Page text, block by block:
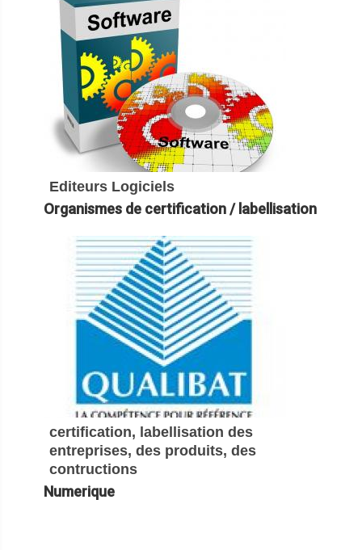
Editeurs Logiciels
Organismes de certification / labellisation
certification, labellisation des
entreprises, des produits, des
contructions
Numerique